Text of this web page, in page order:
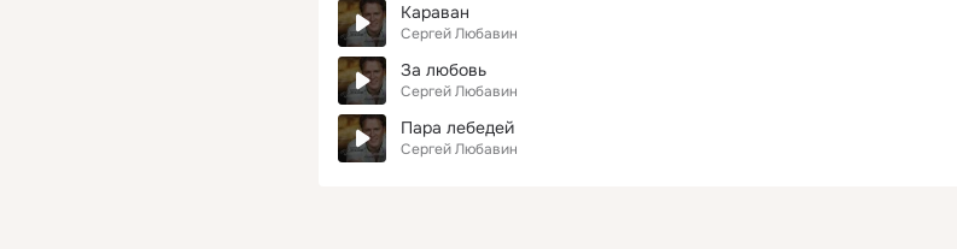
Караван
Сергей Любавин
За любовь
Сергей Любавин
Пара лебедей
Сергей Любавин